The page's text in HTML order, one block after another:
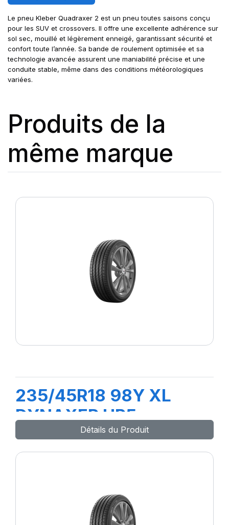
Le pneu Kleber Quadraxer 2 est un pneu toutes saisons conçu
pour les SUV et crossovers. Il offre une excellente adhérence sur
sol sec, mouillé et légèrement enneigé, garantissant sécurité et
confort toute l’année. Sa bande de roulement optimisée et sa
technologie avancée assurent une maniabilité précise et une
conduite stable, même dans des conditions météorologiques
variées.
Produits de la
même marque
235/45R18 98Y XL
DYNAXER HP5
Détails du Produit